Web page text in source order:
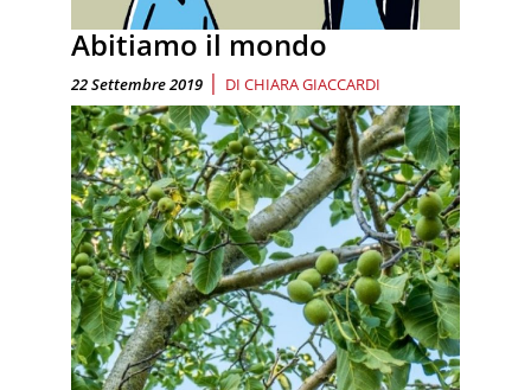
Abitiamo il mondo
22 Settembre 2019 | DI CHIARA GIACCARDI